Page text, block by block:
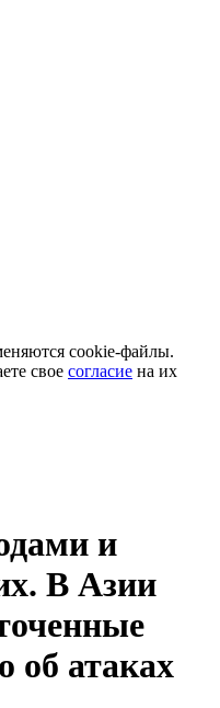
cookie-файлы.
свое согласие на их
и
В Азии
об атаках